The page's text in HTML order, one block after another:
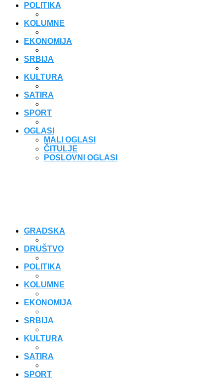
POLITIKA
KOLUMNE
EKONOMIJA
SRBIJA
KULTURA
SATIRA
SPORT
OGLASI
MALI OGLASI
ČITULJE
POSLOVNI OGLASI
GRADSKA
DRUŠTVO
POLITIKA
KOLUMNE
EKONOMIJA
SRBIJA
KULTURA
SATIRA
SPORT